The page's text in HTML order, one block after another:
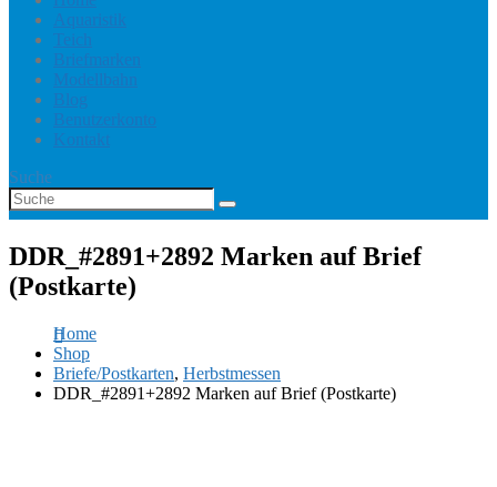
Aquaristik
Teich
Briefmarken
Modellbahn
Blog
Benutzerkonto
Kontakt
Suche
DDR_#2891+2892 Marken auf Brief
(Postkarte)
Home
Shop
Briefe/Postkarten, Herbstmessen
DDR_#2891+2892 Marken auf Brief (Postkarte)